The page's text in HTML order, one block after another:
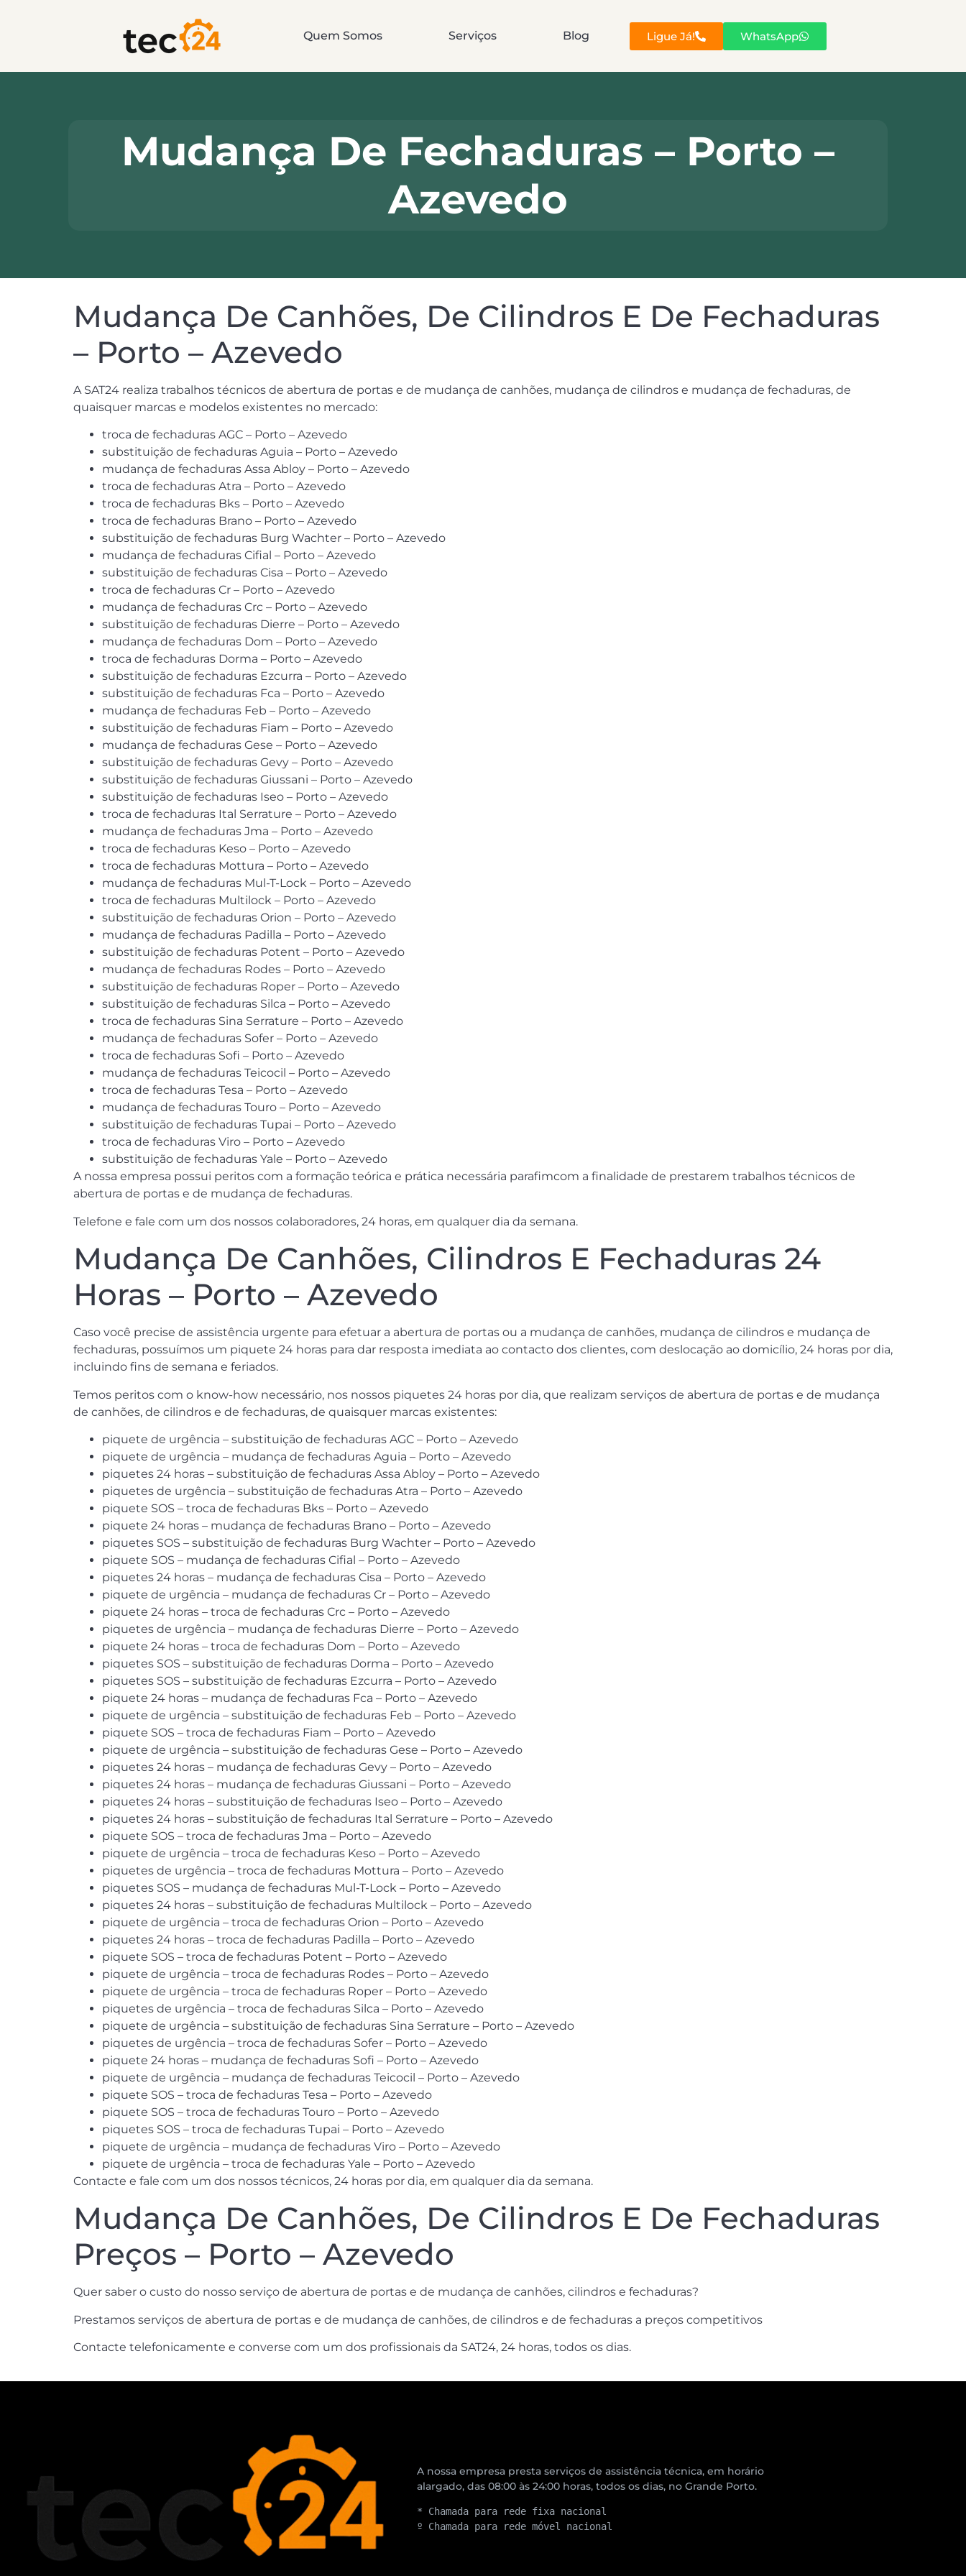
Quem Somos Serviços Blog Ligue Já! WhatsApp
Mudança De Fechaduras – Porto –
Azevedo
Mudança De Canhões, De Cilindros E De Fechaduras
– Porto – Azevedo
A SAT24 realiza trabalhos técnicos de abertura de portas e de mudança de canhões, mudança de cilindros e mudança de fechaduras, de
quaisquer marcas e modelos existentes no mercado:
troca de fechaduras AGC – Porto – Azevedo
substituição de fechaduras Aguia – Porto – Azevedo
mudança de fechaduras Assa Abloy – Porto – Azevedo
troca de fechaduras Atra – Porto – Azevedo
troca de fechaduras Bks – Porto – Azevedo
troca de fechaduras Brano – Porto – Azevedo
substituição de fechaduras Burg Wachter – Porto – Azevedo
mudança de fechaduras Cifial – Porto – Azevedo
substituição de fechaduras Cisa – Porto – Azevedo
troca de fechaduras Cr – Porto – Azevedo
mudança de fechaduras Crc – Porto – Azevedo
substituição de fechaduras Dierre – Porto – Azevedo
mudança de fechaduras Dom – Porto – Azevedo
troca de fechaduras Dorma – Porto – Azevedo
substituição de fechaduras Ezcurra – Porto – Azevedo
substituição de fechaduras Fca – Porto – Azevedo
mudança de fechaduras Feb – Porto – Azevedo
substituição de fechaduras Fiam – Porto – Azevedo
mudança de fechaduras Gese – Porto – Azevedo
substituição de fechaduras Gevy – Porto – Azevedo
substituição de fechaduras Giussani – Porto – Azevedo
substituição de fechaduras Iseo – Porto – Azevedo
troca de fechaduras Ital Serrature – Porto – Azevedo
mudança de fechaduras Jma – Porto – Azevedo
troca de fechaduras Keso – Porto – Azevedo
troca de fechaduras Mottura – Porto – Azevedo
mudança de fechaduras Mul-T-Lock – Porto – Azevedo
troca de fechaduras Multilock – Porto – Azevedo
substituição de fechaduras Orion – Porto – Azevedo
mudança de fechaduras Padilla – Porto – Azevedo
substituição de fechaduras Potent – Porto – Azevedo
mudança de fechaduras Rodes – Porto – Azevedo
substituição de fechaduras Roper – Porto – Azevedo
substituição de fechaduras Silca – Porto – Azevedo
troca de fechaduras Sina Serrature – Porto – Azevedo
mudança de fechaduras Sofer – Porto – Azevedo
troca de fechaduras Sofi – Porto – Azevedo
mudança de fechaduras Teicocil – Porto – Azevedo
troca de fechaduras Tesa – Porto – Azevedo
mudança de fechaduras Touro – Porto – Azevedo
substituição de fechaduras Tupai – Porto – Azevedo
troca de fechaduras Viro – Porto – Azevedo
substituição de fechaduras Yale – Porto – Azevedo
A nossa empresa possui peritos com a formação teórica e prática necessária parafimcom a finalidade de prestarem trabalhos técnicos de
abertura de portas e de mudança de fechaduras.
Telefone e fale com um dos nossos colaboradores, 24 horas, em qualquer dia da semana.
Mudança De Canhões, Cilindros E Fechaduras 24
Horas – Porto – Azevedo
Caso você precise de assistência urgente para efetuar a abertura de portas ou a mudança de canhões, mudança de cilindros e mudança de
fechaduras, possuímos um piquete 24 horas para dar resposta imediata ao contacto dos clientes, com deslocação ao domicílio, 24 horas por dia,
incluindo fins de semana e feriados.
Temos peritos com o know-how necessário, nos nossos piquetes 24 horas por dia, que realizam serviços de abertura de portas e de mudança
de canhões, de cilindros e de fechaduras, de quaisquer marcas existentes:
piquete de urgência – substituição de fechaduras AGC – Porto – Azevedo
piquete de urgência – mudança de fechaduras Aguia – Porto – Azevedo
piquetes 24 horas – substituição de fechaduras Assa Abloy – Porto – Azevedo
piquetes de urgência – substituição de fechaduras Atra – Porto – Azevedo
piquete SOS – troca de fechaduras Bks – Porto – Azevedo
piquete 24 horas – mudança de fechaduras Brano – Porto – Azevedo
piquetes SOS – substituição de fechaduras Burg Wachter – Porto – Azevedo
piquete SOS – mudança de fechaduras Cifial – Porto – Azevedo
piquetes 24 horas – mudança de fechaduras Cisa – Porto – Azevedo
piquete de urgência – mudança de fechaduras Cr – Porto – Azevedo
piquete 24 horas – troca de fechaduras Crc – Porto – Azevedo
piquetes de urgência – mudança de fechaduras Dierre – Porto – Azevedo
piquete 24 horas – troca de fechaduras Dom – Porto – Azevedo
piquetes SOS – substituição de fechaduras Dorma – Porto – Azevedo
piquetes SOS – substituição de fechaduras Ezcurra – Porto – Azevedo
piquete 24 horas – mudança de fechaduras Fca – Porto – Azevedo
piquete de urgência – substituição de fechaduras Feb – Porto – Azevedo
piquete SOS – troca de fechaduras Fiam – Porto – Azevedo
piquete de urgência – substituição de fechaduras Gese – Porto – Azevedo
piquetes 24 horas – mudança de fechaduras Gevy – Porto – Azevedo
piquetes 24 horas – mudança de fechaduras Giussani – Porto – Azevedo
piquetes 24 horas – substituição de fechaduras Iseo – Porto – Azevedo
piquetes 24 horas – substituição de fechaduras Ital Serrature – Porto – Azevedo
piquete SOS – troca de fechaduras Jma – Porto – Azevedo
piquete de urgência – troca de fechaduras Keso – Porto – Azevedo
piquetes de urgência – troca de fechaduras Mottura – Porto – Azevedo
piquetes SOS – mudança de fechaduras Mul-T-Lock – Porto – Azevedo
piquetes 24 horas – substituição de fechaduras Multilock – Porto – Azevedo
piquete de urgência – troca de fechaduras Orion – Porto – Azevedo
piquetes 24 horas – troca de fechaduras Padilla – Porto – Azevedo
piquete SOS – troca de fechaduras Potent – Porto – Azevedo
piquete de urgência – troca de fechaduras Rodes – Porto – Azevedo
piquete de urgência – troca de fechaduras Roper – Porto – Azevedo
piquetes de urgência – troca de fechaduras Silca – Porto – Azevedo
piquete de urgência – substituição de fechaduras Sina Serrature – Porto – Azevedo
piquetes de urgência – troca de fechaduras Sofer – Porto – Azevedo
piquete 24 horas – mudança de fechaduras Sofi – Porto – Azevedo
piquete de urgência – mudança de fechaduras Teicocil – Porto – Azevedo
piquete SOS – troca de fechaduras Tesa – Porto – Azevedo
piquete SOS – troca de fechaduras Touro – Porto – Azevedo
piquetes SOS – troca de fechaduras Tupai – Porto – Azevedo
piquete de urgência – mudança de fechaduras Viro – Porto – Azevedo
piquete de urgência – troca de fechaduras Yale – Porto – Azevedo
Contacte e fale com um dos nossos técnicos, 24 horas por dia, em qualquer dia da semana.
Mudança De Canhões, De Cilindros E De Fechaduras
Preços – Porto – Azevedo
Quer saber o custo do nosso serviço de abertura de portas e de mudança de canhões, cilindros e fechaduras?
Prestamos serviços de abertura de portas e de mudança de canhões, de cilindros e de fechaduras a preços competitivos
Contacte telefonicamente e converse com um dos profissionais da SAT24, 24 horas, todos os dias.
A nossa empresa presta serviços de assistência técnica, em horário
alargado, das 08:00 às 24:00 horas, todos os dias, no Grande Porto.
* Chamada para rede fixa nacional
º Chamada para rede móvel nacional